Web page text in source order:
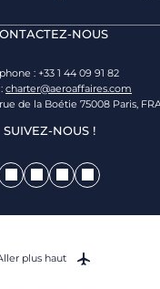
NOUS
: +33 1 44 09 91 82
charter@aeroaffaires.com
de la Boétie 75008 Paris,
SUIVEZ-NOUS !
plus haut